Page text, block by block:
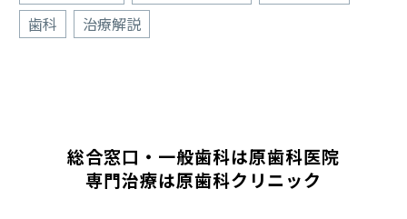
歯科
治療解説
総合窓口・一般歯科は原歯科医院
専門治療は原歯科クリニック